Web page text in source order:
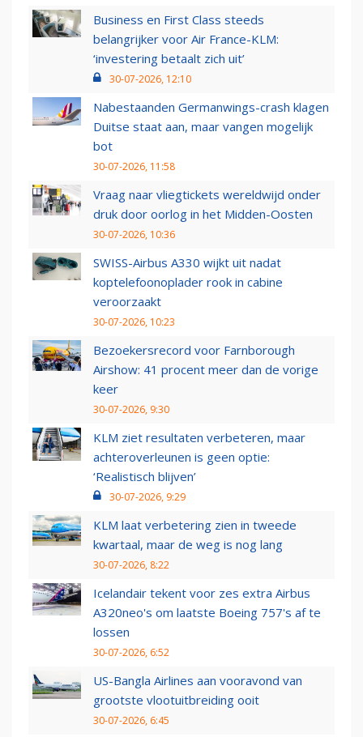
Business en First Class steeds
belangrijker voor Air France-KLM:
‘investering betaalt zich uit’
30-07-2026, 12:10
Nabestaanden Germanwings-crash klagen
Duitse staat aan, maar vangen mogelijk
bot
30-07-2026, 11:58
Vraag naar vliegtickets wereldwijd onder
druk door oorlog in het Midden-Oosten
30-07-2026, 10:36
SWISS-Airbus A330 wijkt uit nadat
koptelefoonoplader rook in cabine
veroorzaakt
30-07-2026, 10:23
Bezoekersrecord voor Farnborough
Airshow: 41 procent meer dan de vorige
keer
30-07-2026, 9:30
KLM ziet resultaten verbeteren, maar
achteroverleunen is geen optie:
‘Realistisch blijven’
30-07-2026, 9:29
KLM laat verbetering zien in tweede
kwartaal, maar de weg is nog lang
30-07-2026, 8:22
Icelandair tekent voor zes extra Airbus
A320neo's om laatste Boeing 757's af te
lossen
30-07-2026, 6:52
US-Bangla Airlines aan vooravond van
grootste vlootuitbreiding ooit
30-07-2026, 6:45